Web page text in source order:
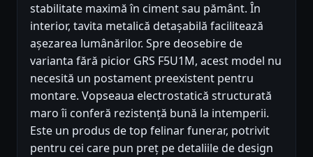
stabilitate maximă în ciment sau pământ. În
interior, tavita metalică detașabilă facilitează
așezarea lumânărilor. Spre deosebire de
varianta fără picior GRS F5U1M, acest model nu
necesită un postament preexistent pentru
montare. Vopseaua electrostatică structurată
maro îi conferă rezistență bună la intemperii.
Este un produs de top felinar funerar, potrivit
pentru cei care pun preț pe detaliile de design